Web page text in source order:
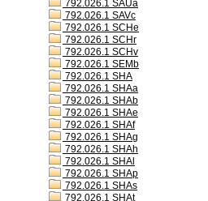
792.026.1 SAUa
792.026.1 SAVc
792.026.1 SCHe
792.026.1 SCHr
792.026.1 SCHv
792.026.1 SEMb
792.026.1 SHA
792.026.1 SHAa
792.026.1 SHAb
792.026.1 SHAe
792.026.1 SHAf
792.026.1 SHAg
792.026.1 SHAh
792.026.1 SHAl
792.026.1 SHAp
792.026.1 SHAs
792.026.1 SHAt